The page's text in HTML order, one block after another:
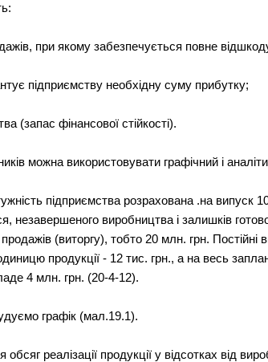
при якому забезпечується повне
підприємству необхідну суму прибутку;
(запас фінансової стійкості).
можна використовувати графічний і
підприємства розрахована .на випуск
незавершеного виробництва і залишків
(виторгу), тобто 20 млн. грн.
продукції - 12 тис. грн., а на весь
4 млн. грн. (20-4-12).
графік (мал.19.1).
обсяг реалізації продукції у відсотках від